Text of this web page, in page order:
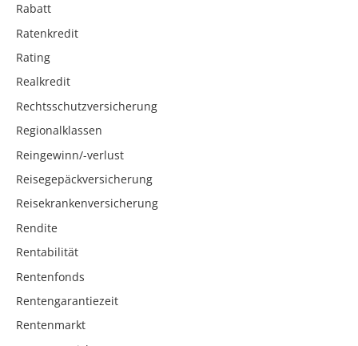
Rabatt
Ratenkredit
Rating
Realkredit
Rechtsschutzversicherung
Regionalklassen
Reingewinn/-verlust
Reisegepäckversicherung
Reisekrankenversicherung
Rendite
Rentabilität
Rentenfonds
Rentengarantiezeit
Rentenmarkt